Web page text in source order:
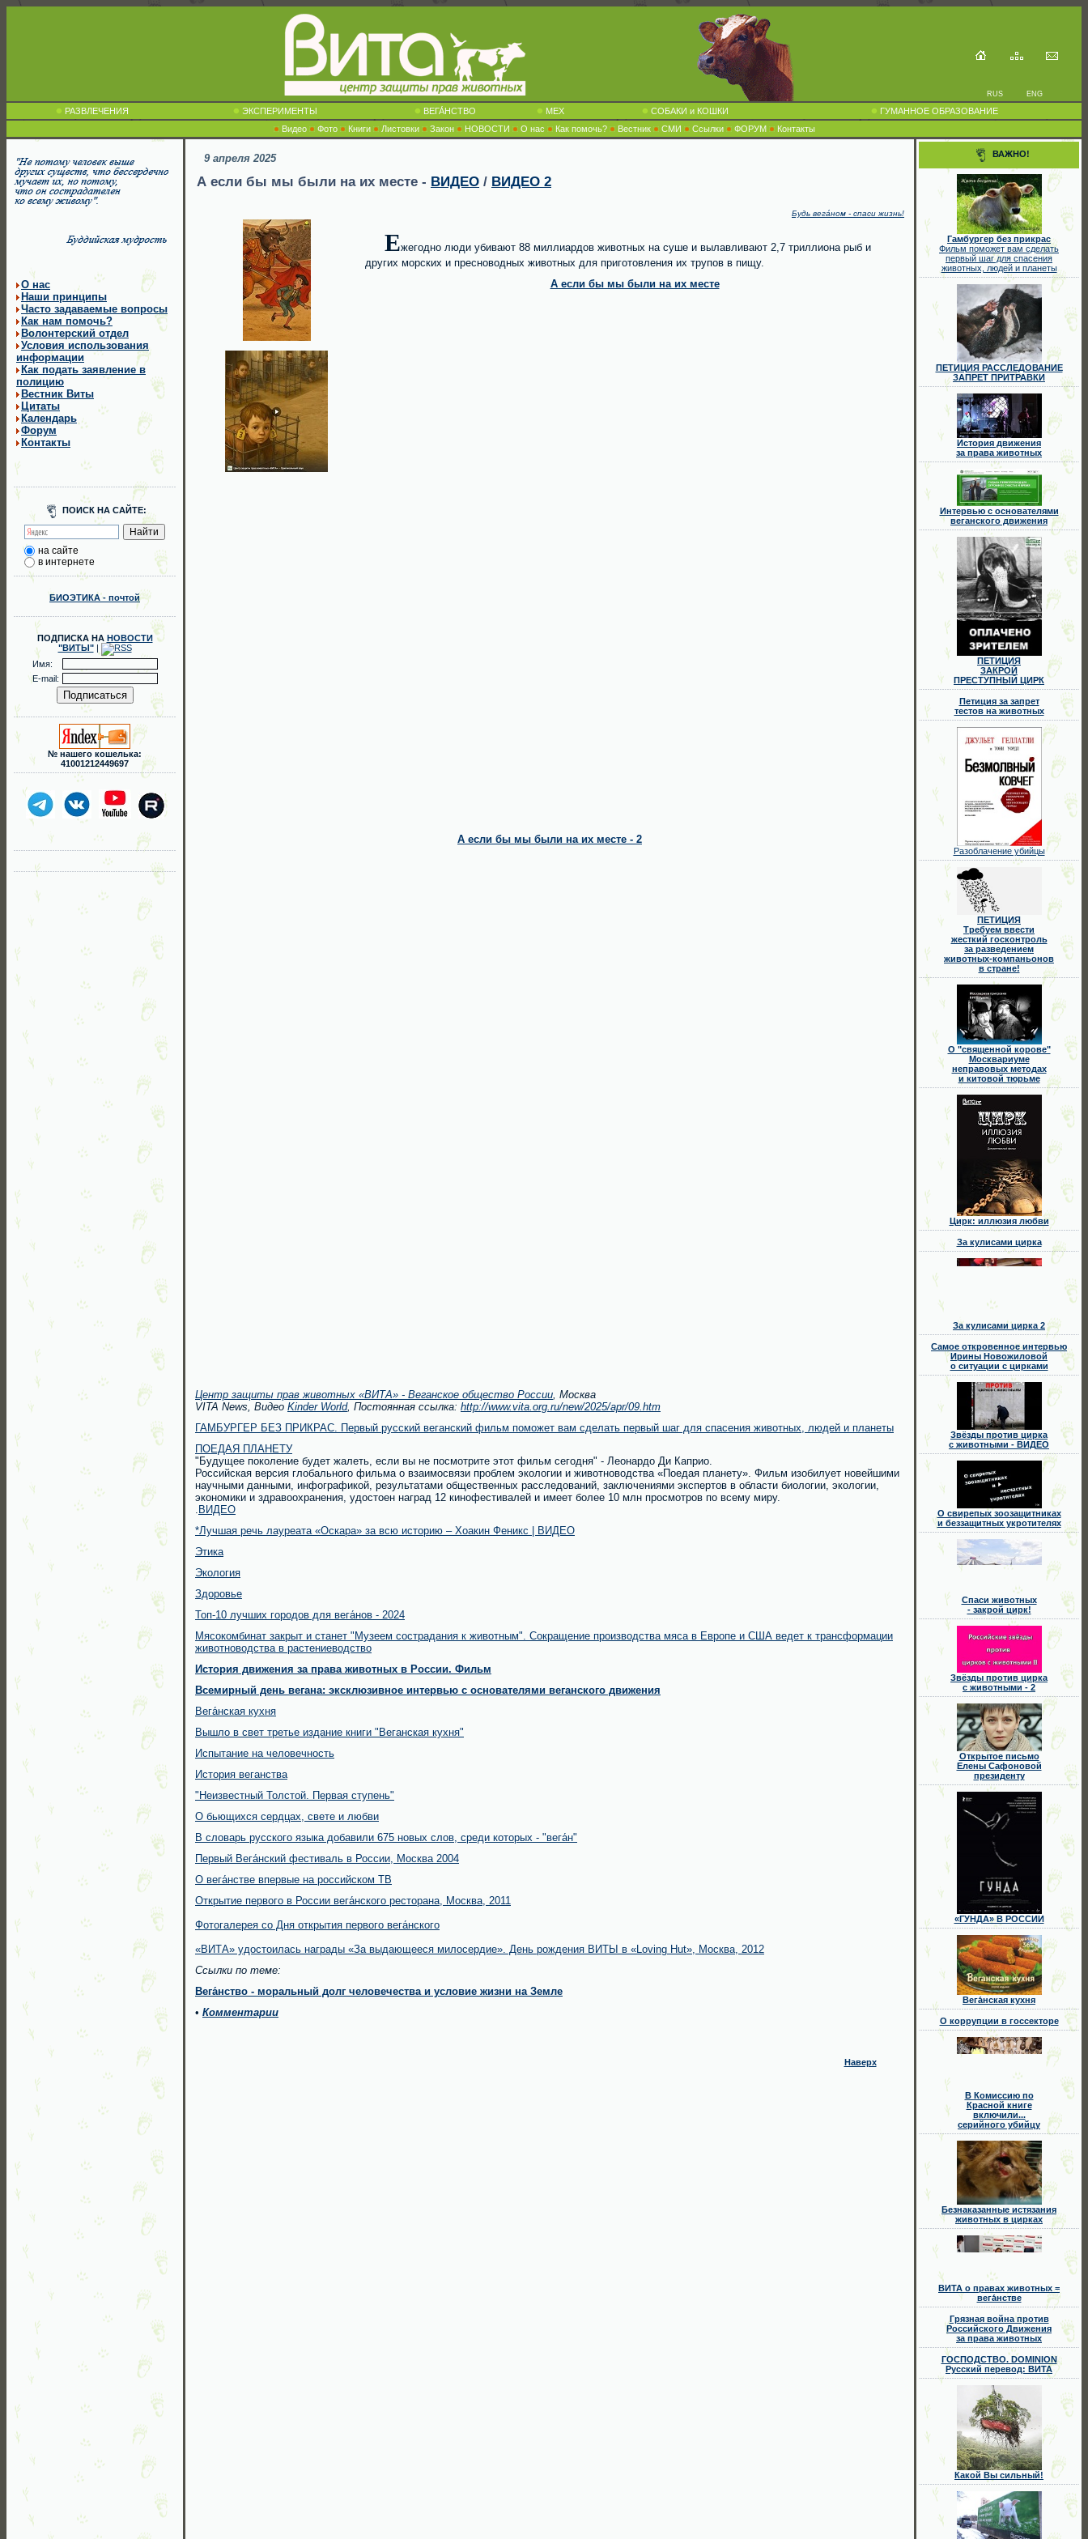
RUS ENG
РАЗВЛЕЧЕНИЯ ЭКСПЕРИМЕНТЫ ВЕГА́НСТВО МЕХ СОБАКИ и КОШКИ
ГУМАННОЕ ОБРАЗОВАНИЕ
Видео
Фото Книги Листовки Закон НОВОСТИ О нас Как помочь? Вестник СМИ Ссылки ФОРУМ Контакты
О нас
Наши принципы
Часто задаваемые вопросы
Как нам помочь?
Волонтерский отдел
Условия использования
информации
Как подать заявление в
полицию
Вестник Виты
Цитаты
Календарь
Форум
Контакты
ПОИСК НА САЙТЕ:
на сайте
в интернете
БИОЭТИКА - почтой
ПОДПИСКА НА НОВОСТИ
"ВИТЫ"|
Имя:
E-mail:
№ нашего кошелька:
41001212449697
9 апреля 2025
А если бы мы были на их месте - ВИДЕО / ВИДЕО 2
Будь вега́ном - спаси жизнь!
Ежегодно люди убивают 88 миллиардов животных на суше и вылавливают 2,7 триллиона рыб и
других морских и пресноводных животных для приготовления их трупов в пищу.
А если бы мы были на их месте
А если бы мы были на их месте - 2
Центр защиты прав животных «ВИТА» - Веганское общество России, Москва
VITA News, Видео Kinder World, Постоянная ссылка: http://www.vita.org.ru/new/2025/apr/09.htm
ГАМБУРГЕР БЕЗ ПРИКРАС. Первый русский веганский фильм поможет вам сделать первый шаг для спасения животных, людей и планеты
ПОЕДАЯ ПЛАНЕТУ
"Будущее поколение будет жалеть, если вы не посмотрите этот фильм сегодня" - Леонардо Ди Каприо.
Российская версия глобального фильма о взаимосвязи проблем экологии и животноводства «Поедая планету». Фильм изобилует новейшими
научными данными, инфографикой, результатами общественных расследований, заключениями экспертов в области биологии, экологии,
экономики и здравоохранения, удостоен наград 12 кинофестивалей и имеет более 10 млн просмотров по всему миру.
. ВИДЕО
*Лучшая речь лауреата «Оскара» за всю историю – Хоакин Феникс | ВИДЕО
Этика
Экология
Здоровье
Топ-10 лучших городов для вега́нов - 2024
Мясокомбинат закрыт и станет "Музеем сострадания к животным". Сокращение производства мяса в Европе и США ведет к трансформации
животноводства в растениеводство
История движения за права животных в России. Фильм
Всемирный день вегана: эксклюзивное интервью с основателями веганского движения
Вега́нская кухня
Вышло в свет третье издание книги "Веганская кухня"
Испытание на человечность
История веганства
"Неизвестный Толстой. Первая ступень"
О бьющихся сердцах, свете и любви
В словарь русского языка добавили 675 новых слов, среди которых - "вега́н"
Первый Вега́нский фестиваль в России, Москва 2004
О вега́нстве впервые на российском ТВ
Открытие первого в России вега́нского ресторана, Москва, 2011
Фотогалерея со Дня открытия первого вега́нского
«ВИТА» удостоилась награды «За выдающееся милосердие». День рождения ВИТЫ в «Loving Hut», Москва, 2012
Ссылки по теме:
Вега́нство - моральный долг человечества и условие жизни на Земле
• Комментарии
Наверх
ВАЖНО!
Гамбургер без прикрас
Фильм поможет вам сделать
первый шаг для спасения
животных, людей и планеты
ПЕТИЦИЯ РАССЛЕДОВАНИЕ
ЗАПРЕТ ПРИТРАВКИ
История движения
за права животных
Интервью с основателями
веганского движения
ПЕТИЦИЯ
ЗАКРОЙ
ПРЕСТУПНЫЙ ЦИРК
Петиция за запрет
тестов на животных
Разоблачение убийцы
ПЕТИЦИЯ
Требуем ввести
жесткий госконтроль
за разведением
животных-компаньонов
в стране!
О "священной корове"
Москвариуме
неправовых методах
и китовой тюрьме
Цирк: иллюзия любви
За кулисами цирка
За кулисами цирка 2
Самое откровенное интервью
Ирины Новожиловой
о ситуации с цирками
Звёзды против цирка
с животными - ВИДЕО
О свирепых зоозащитниках
и беззащитных укротителях
Спаси животных
- закрой цирк!
Звёзды против цирка
с животными - 2
Открытое письмо
Елены Сафоновой
президенту
«ГУНДА» В РОССИИ
Вега́нская кухня
О коррупции в госсекторе
В Комиссию по
Красной книге
включили...
серийного убийцу
Безнаказанные истязания
животных в цирках
ВИТА о правах животных =
вега́нстве
Грязная война против
Российского Движения
за права животных
ГОСПОДСТВО. DOMINION
Русский перевод: ВИТА
Какой Вы сильный!